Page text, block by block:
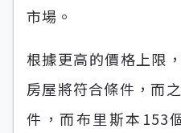
市場。
根據更高的價格上限
房屋將符合條件，而
件，而布里斯本153